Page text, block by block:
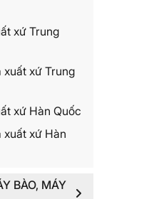
xứ Trung
xứ Trung
xứ Hàn Quốc
xuất xứ Hàn
BÀO, MÁY